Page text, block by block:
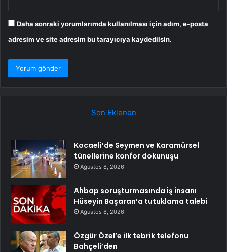
Daha sonraki yorumlarımda kullanılması için adım, e-posta
adresim ve site adresim bu tarayıcıya kaydedilsin.
Son Eklenen
Kocaeli’de Seymen ve Karamürsel
tünellerine konfor dokunuşu
Ağustos 8, 2026
Ahbap soruşturmasında iş insanı
Hüseyin Başaran’a tutuklama talebi
Ağustos 8, 2026
Özgür Özel’e ilk tebrik telefonu
Bahçeli’den